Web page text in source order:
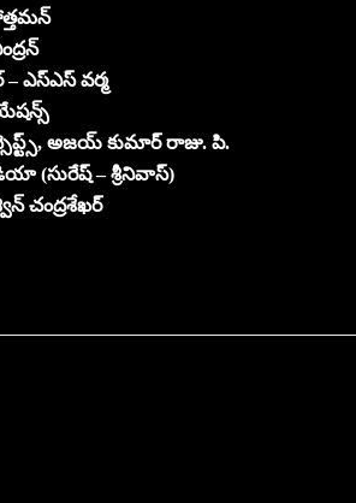
– ఎస్ఎస్ వర్మ
అజయ్ కుమార్ రాజు. పి.
(సురేష్ – శ్రీనివాస్)
చంద్రశేఖర్